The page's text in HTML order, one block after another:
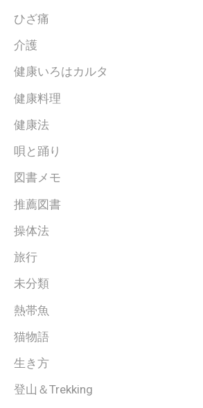
ひざ痛
介護
健康いろはカルタ
健康料理
健康法
唄と踊り
図書メモ
推薦図書
操体法
旅行
未分類
熱帯魚
猫物語
生き方
登山＆Trekking